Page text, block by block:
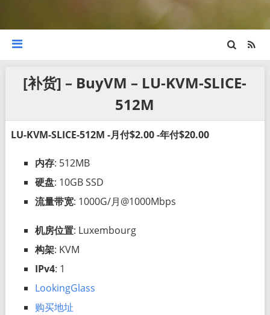
[补货] – BuyVM – LU-KVM-SLICE-
512M
LU-KVM-SLICE-512M -月付$2.00 -年付$20.00
内存: 512MB
硬盘: 10GB SSD
流量带宽: 1000G/月@1000Mbps
机房位置: Luxembourg
构架: KVM
IPv4: 1
LookingGlass
购买地址